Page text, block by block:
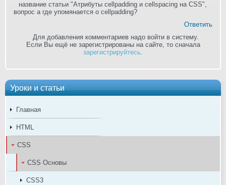
Уроки и статьи
Главная
HTML
CSS
CSS Основы
CSS3
название статьи "Атрибуты cellpadding и cellspacing на CSS",
вопрос а где упомянается о cellpadding?
Ответить
Для добавления комментариев надо войти в систему.
Если Вы ещё не зарегистрированы на сайте, то сначала
зарегистрируйтесь.